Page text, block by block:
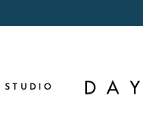
STUDIO